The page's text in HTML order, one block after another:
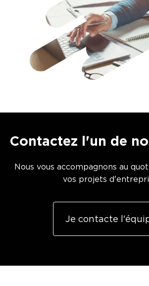
Contactez l'un de
Nous vous accompagnons au
vos projets
Je contacte